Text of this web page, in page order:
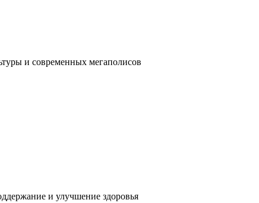
и современных мегаполисов
и улучшение здоровья